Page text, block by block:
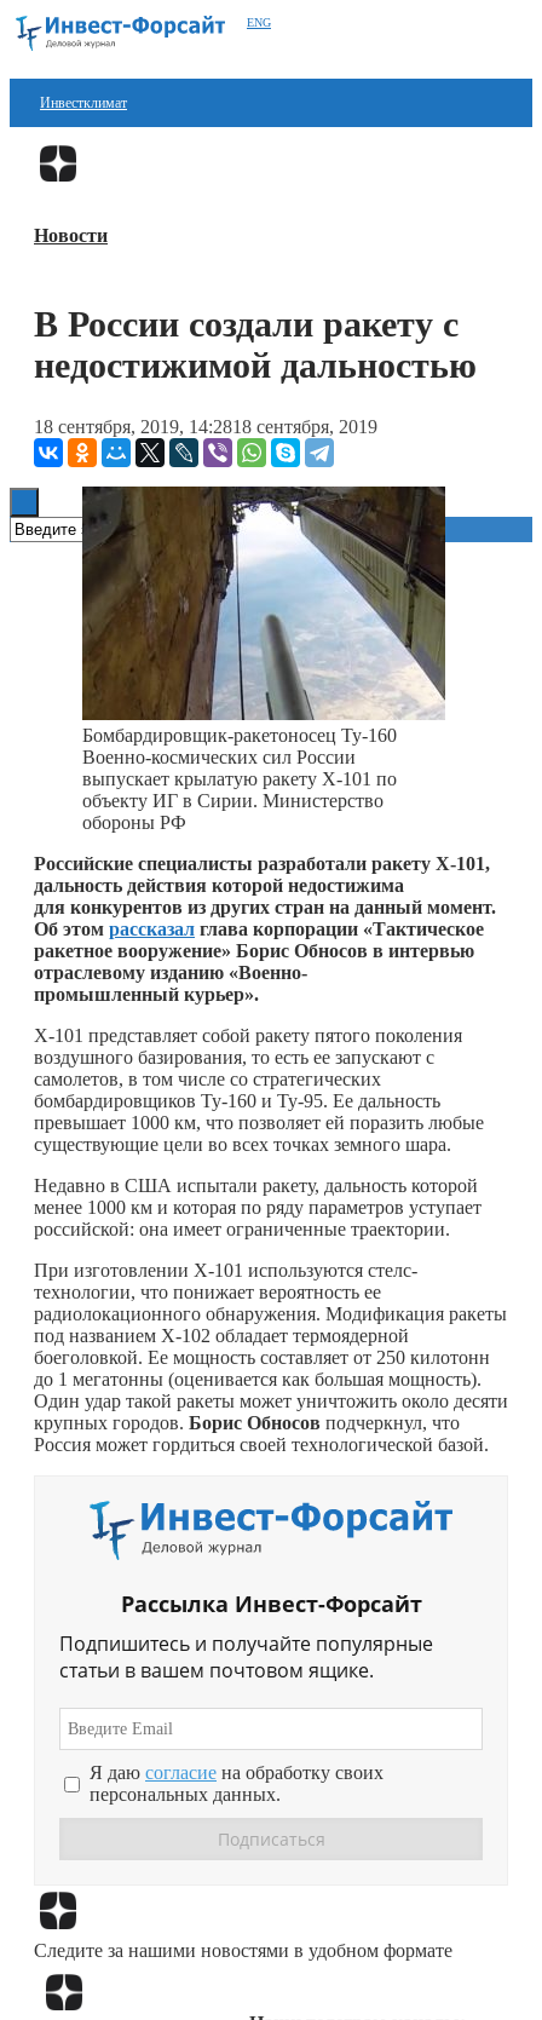
ENG
Инвестклимат
Финансы
Блокчейн
Книги
Новости
В России создали ракету с
недостижимой дальностью
18 сентября, 2019, 14:2818 сентября, 2019
Бомбардировщик-ракетоносец Ту-160
Военно-космических сил России
выпускает крылатую ракету X-101 по
объекту ИГ в Сирии. Министерство
обороны РФ
Российские специалисты разработали ракету Х-101,
дальность действия которой недостижима
для конкурентов из других стран на данный момент.
Об этом рассказал глава корпорации «Тактическое
ракетное вооружение» Борис Обносов в интервью
отраслевому изданию «Военно-
промышленный курьер».
X-101 представляет собой ракету пятого поколения
воздушного базирования, то есть ее запускают с
самолетов, в том числе со стратегических
бомбардировщиков Ту-160 и Ту-95. Ее дальность
превышает 1000 км, что позволяет ей поразить любые
существующие цели во всех точках земного шара.
Недавно в США испытали ракету, дальность которой
менее 1000 км и которая по ряду параметров уступает
российской: она имеет ограниченные траектории.
При изготовлении X-101 используются стелс-
технологии, что понижает вероятность ее
радиолокационного обнаружения. Модификация ракеты
под названием Х-102 обладает термоядерной
боеголовкой. Ее мощность составляет от 250 килотонн
до 1 мегатонны (оценивается как большая мощность).
Один удар такой ракеты может уничтожить около десяти
крупных городов. Борис Обносов подчеркнул, что
Россия может гордиться своей технологической базой.
Рассылка Инвест-Форсайт
Подпишитесь и получайте популярные
статьи в вашем почтовом ящике.
Я даю согласие на обработку своих
персональных данных.
Следите за нашими новостями в удобном формате